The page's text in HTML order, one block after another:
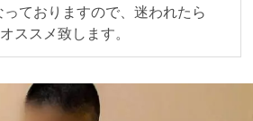
ておりますので、迷われたら